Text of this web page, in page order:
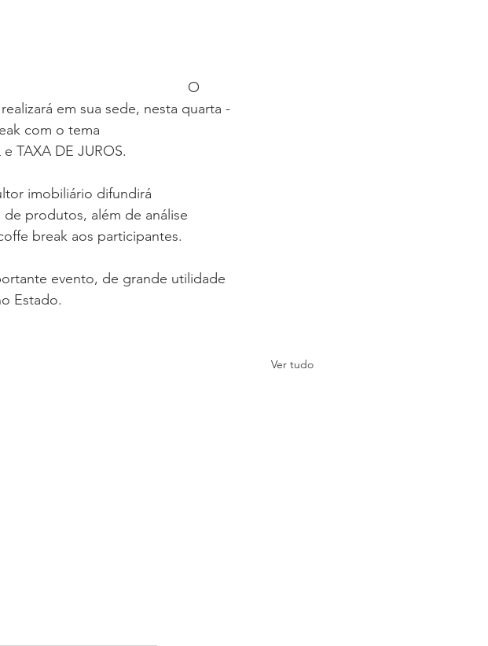
em sua sede, nesta quarta -
com o tema
TAXA DE JUROS.
imobiliário difundirá
produtos, além de análise
break aos participantes.
evento, de grande utilidade
Estado.
Ver tudo